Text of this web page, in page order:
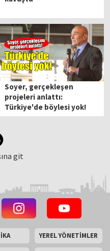
Soyer, gerçekleşen
projeleri anlattı:
Türkiye'de böylesi yok!
git
YEREL YÖNETİMLER